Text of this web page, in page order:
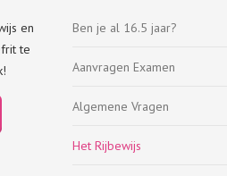
en
te
Ben je al 16.5 jaar?
Aanvragen Examen
Algemene Vragen
Het Rijbewijs